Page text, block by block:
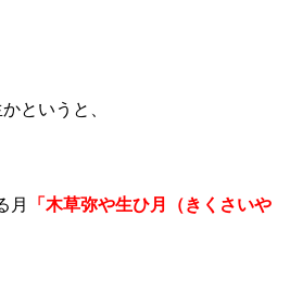
というと、
月
「木草弥や生ひ月（きくさいや